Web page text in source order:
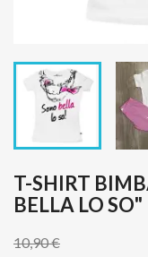
T-SHIRT
BELLA LO SO"
10,90 €